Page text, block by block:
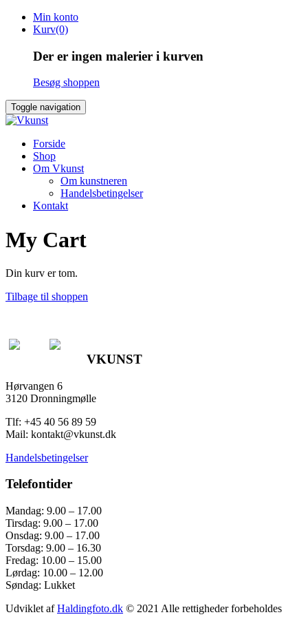
Skip
Min konto
Kurv(0)
Der er ingen malerier i kurven
Besøg shoppen
Toggle navigation
Forside
Shop
Om Vkunst
Om kunstneren
Handelsbetingelser
Kontakt
My Cart
Din kurv er tom.
Tilbage til shoppen
VKUNST
Hørvangen 6
3120 Dronningmølle
Tlf: +45 40 56 89 59
Mail: kontakt@vkunst.dk
Handelsbetingelser
Telefontider
Mandag: 9.00 – 17.00
Tirsdag: 9.00 – 17.00
Onsdag: 9.00 – 17.00
Torsdag: 9.00 – 16.30
Fredag: 10.00 – 15.00
Lørdag: 10.00 – 12.00
Søndag: Lukket
Udviklet afHaldingfoto.dk © 2021 Alle rettigheder forbeholdes